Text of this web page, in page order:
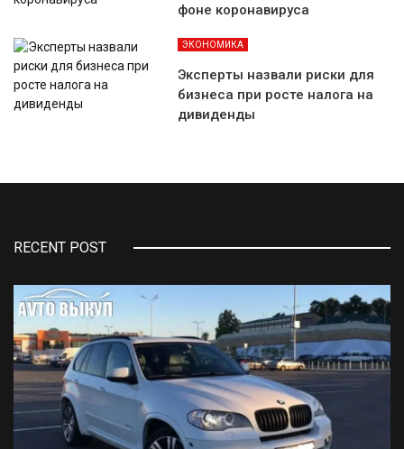
фоне коронавируса
ЭКОНОМИКА
Эксперты назвали риски для
бизнеса при росте налога на
дивиденды
RECENT POST